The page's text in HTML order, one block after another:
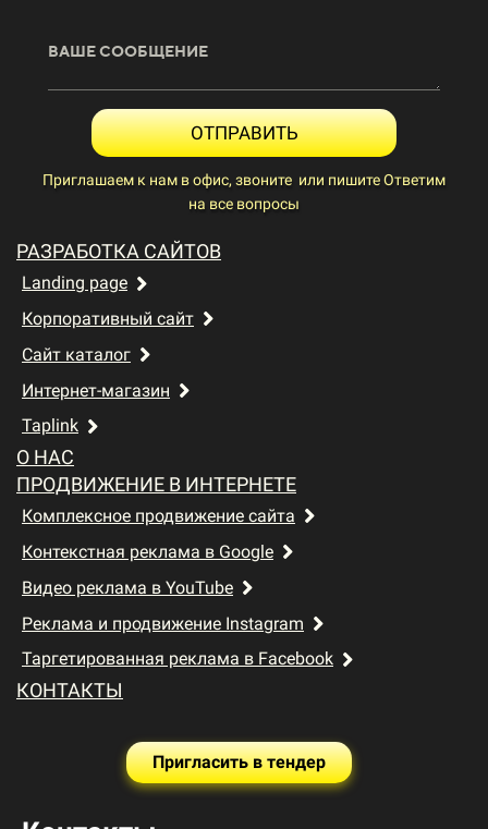
ВАШЕ СООБЩЕНИЕ
ОТПРАВИТЬ
Приглашаем к нам в офис, звоните или пишите Ответим
на все вопросы
РАЗРАБОТКА САЙТОВ
Landing page
Корпоративный сайт
Сайт каталог
Интернет-магазин
Taplink
О НАС
ПРОДВИЖЕНИЕ В ИНТЕРНЕТЕ
Комплексное продвижение сайта
Контекстная реклама в Google
Видео реклама в YouTube
Реклама и продвижение Instagram
Таргетированная реклама в Facebook
КОНТАКТЫ
Пригласить в тендер